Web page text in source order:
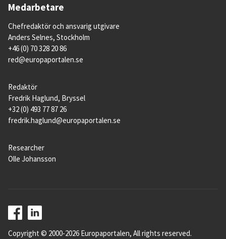
Medarbetare
Chefredaktör och ansvarig utgivare
Anders Selnes, Stockholm
+46 (0) 70 328 20 86
red@europaportalen.se
Redaktör
Fredrik Haglund, Bryssel
+32 (0) 493 77 87 26
fredrik.haglund@europaportalen.se
Researcher
Olle Johansson
Copyright © 2000-2026 Europaportalen, All rights reserved.